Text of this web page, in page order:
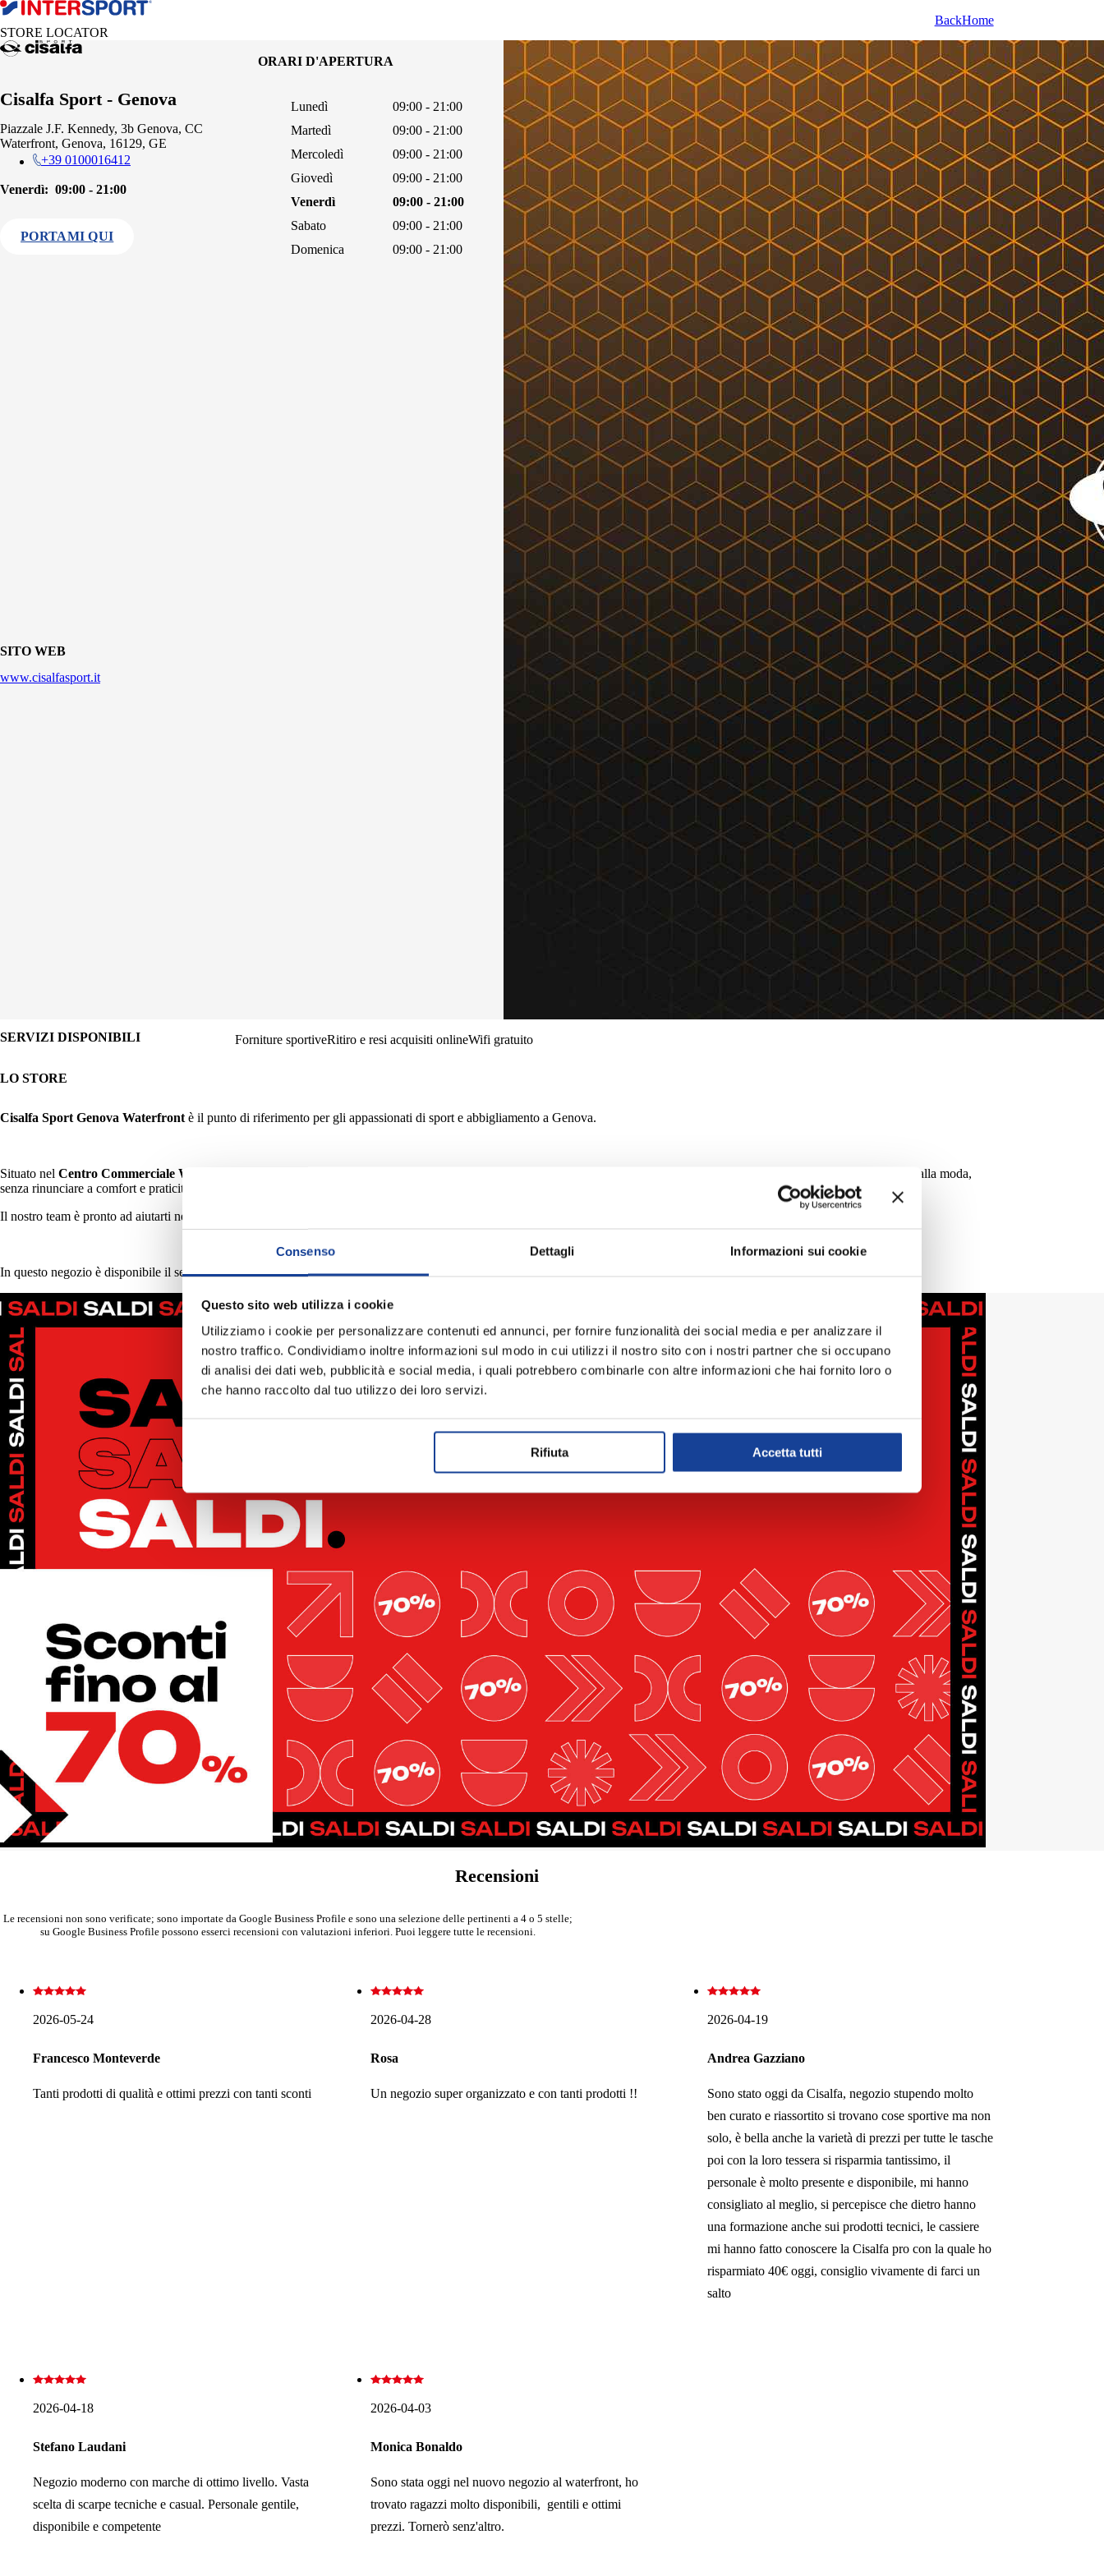
Consenso Dettagli Informazioni sui cookie
Questo sito web utilizza i cookie
Utilizziamo i cookie per personalizzare contenuti ed annunci, per fornire funzionalità dei social media e per analizzare il
nostro traffico. Condividiamo inoltre informazioni sul modo in cui utilizzi il nostro sito con i nostri partner che si occupano
di analisi dei dati web, pubblicità e social media, i quali potrebbero combinarle con altre informazioni che hai fornito loro o
che hanno raccolto dal tuo utilizzo dei loro servizi.
Rifiuta Accetta tutti
BackHome
STORE LOCATOR
Cisalfa Sport - Genova
Piazzale J.F. Kennedy, 3b Genova, CC
Waterfront, Genova, 16129, GE
+39 0100016412
Venerdì: 09:00 - 21:00
PORTAMI QUI
ORARI D'APERTURA
Lunedì
09:00 - 21:00
Martedì
09:00 - 21:00
Mercoledì
09:00 - 21:00
Giovedì
09:00 - 21:00
Venerdì
09:00 - 21:00
Sabato
09:00 - 21:00
Domenica
09:00 - 21:00
SITO WEB
www.cisalfasport.it
SERVIZI DISPONIBILI Forniture sportiveRitiro e resi acquisiti onlineWifi gratuito
LO STORE
Cisalfa Sport Genova Waterfront è il punto di riferimento per gli appassionati di sport e abbigliamento a Genova.
Situato nel Centro Commerciale Waterfront
, il negozio offre un'ampia gamma di abbigliamento, calzature e accessori dei top brand, pensati per chi pratica sport e per chi veste alla moda,
senza rinunciare a comfort e praticità.
Il nostro team è pronto ad aiutarti nella scelta dei prodotti su misura per te!
In questo negozio è disponibile il servizioClick&Collectper ritirare gli acquisti online.
Recensioni
Le recensioni non sono verificate; sono importate da Google Business Profile e sono una selezione delle pertinenti a 4 o 5 stelle;
su Google Business Profile possono esserci recensioni con valutazioni inferiori. Puoi leggere tutte le recensioni.
2026-05-24
Francesco Monteverde
Tanti prodotti di qualità e ottimi prezzi con tanti sconti
2026-04-28
Rosa
Un negozio super organizzato e con tanti prodotti !!
2026-04-19
Andrea Gazziano
Sono stato oggi da Cisalfa, negozio stupendo molto
ben curato e riassortito si trovano cose sportive ma non
solo, è bella anche la varietà di prezzi per tutte le tasche
poi con la loro tessera si risparmia tantissimo, il
personale è molto presente e disponibile, mi hanno
consigliato al meglio, si percepisce che dietro hanno
una formazione anche sui prodotti tecnici, le cassiere
mi hanno fatto conoscere la Cisalfa pro con la quale ho
risparmiato 40€ oggi, consiglio vivamente di farci un
salto
2026-04-18
Stefano Laudani
Negozio moderno con marche di ottimo livello. Vasta
scelta di scarpe tecniche e casual. Personale gentile,
disponibile e competente
2026-04-03
Monica Bonaldo
Sono stata oggi nel nuovo negozio al waterfront, ho
trovato ragazzi molto disponibili, gentili e ottimi
prezzi. Tornerò senz'altro.